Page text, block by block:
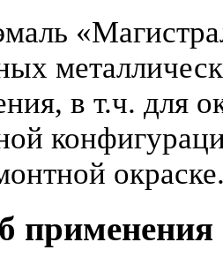
в т.ч. для
применения